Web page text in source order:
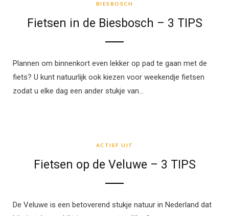
BIESBOSCH
Fietsen in de Biesbosch – 3 TIPS
Plannen om binnenkort even lekker op pad te gaan met de
fiets? U kunt natuurlijk ook kiezen voor weekendje fietsen
zodat u elke dag een ander stukje van…
ACTIEF UIT
Fietsen op de Veluwe – 3 TIPS
De Veluwe is een betoverend stukje natuur in Nederland dat